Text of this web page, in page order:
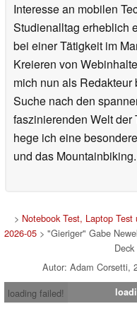
Interesse an mobilen
Studienalltag erheblich
bei einer Tätigkeit im
Kreieren von
mich nun als
Suche nach den
faszinierenden Welt
hege ich eine
und das Mountainbiking.
> Notebook Test, Laptop Test
2026-05> "Gieriger" Gabe
Autor: Adam Corsetti,
loading failed!